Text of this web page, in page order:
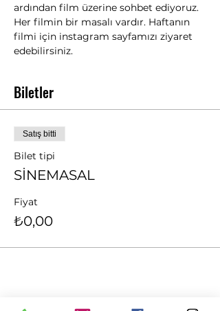
ardından film üzerine sohbet ediyoruz.
Her filmin bir masalı vardır. Haftanın
filmi için instagram sayfamızı ziyaret
edebilirsiniz.
Biletler
Satış bitti
Bilet tipi
SİNEMASAL
Fiyat
₺0,00